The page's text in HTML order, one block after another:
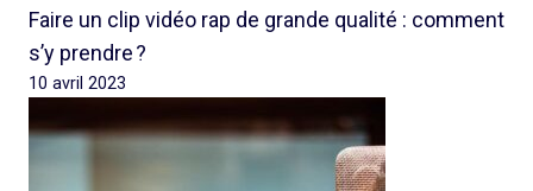
Faire un clip vidéo rap de grande qualité : comment
s’y prendre ?
10 avril 2023